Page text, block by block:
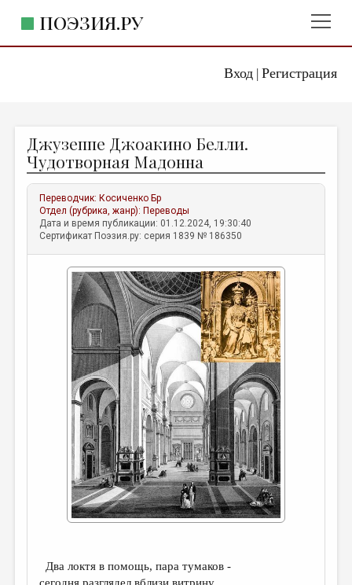
Вход| Регистрация
ПОЭЗИЯ.РУ
ЖАНРЫ
АВТОРЫ
КОММЕНТАРИИ
ЛИТСАЛОН
ПРАВИЛА САЙТА
ОТДЕЛЫ И РУБРИКИ
ИЗБРАННОЕ
ДАЙДЖЕСТ
ПРОИЗВЕДЕНИЯ
ПЕРЕВОДЫ
КОНКУРСЫ
ДЕТСКАЯ КОМНАТА
КНИЖНАЯ ПОЛКА
СТРАНИЦЫ ПАМЯТИ
Джузеппе Джоакино Белли.
Чудотворная Мадонна
Переводчик: Косиченко Бр
Отдел (рубрика, жанр): Переводы
Дата и время публикации: 01.12.2024, 19:30:40
Сертификат Поэзия.ру: серия 1839 № 186350
Два локтя в помощь, пара тумаков -